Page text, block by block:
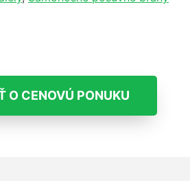
O CENOVÚ PONUKU